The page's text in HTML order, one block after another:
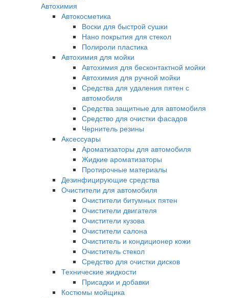
Автохимия
Автокосметика
Воски для быстрой сушки
Нано покрытия для стекол
Полироли пластика
Автохимия для мойки
Автохимия для бесконтактной мойки
Автохимия для ручной мойки
Средства для удаления пятен с
автомобиля
Средства защитные для автомобиля
Средство для очистки фасадов
Чернитель резины
Аксессуары
Ароматизаторы для автомобиля
Жидкие ароматизаторы
Протирочные материалы
Дезинфицирующие средства
Очистители для автомобиля
Очистители битумных пятен
Очистители двигателя
Очистители кузова
Очистители салона
Очиститель и кондиционер кожи
Очиститель стекол
Средство для очистки дисков
Технические жидкости
Присадки и добавки
Костюмы мойщика